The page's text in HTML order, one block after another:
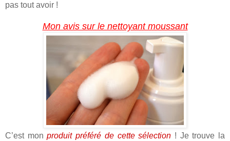
pas tout avoir !
Mon avis sur le nettoyant moussant
C’est monproduit préféré de cette sélection ! Je trouve la